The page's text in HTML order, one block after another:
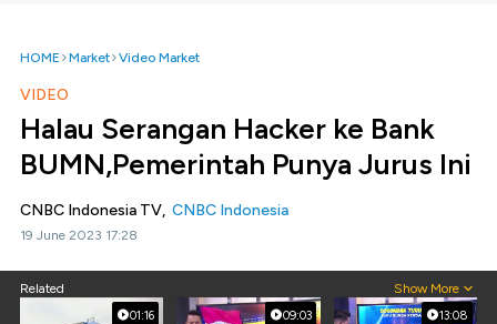
HOME Market Video Market
VIDEO
Halau Serangan Hacker ke Bank
BUMN,Pemerintah Punya Jurus Ini
CNBC Indonesia TV, CNBC Indonesia
19 June 2023 17:28
Related Show More
01:16 09:03 13:08